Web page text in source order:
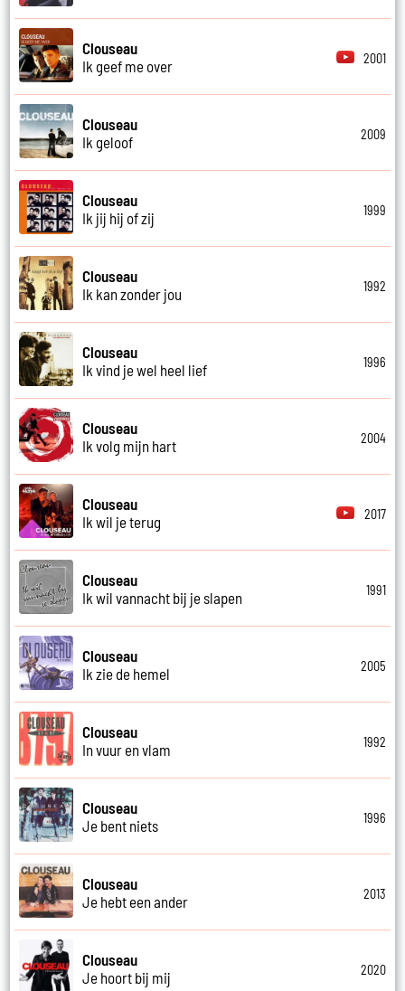
Clouseau
Ik geef me over
2001
Clouseau
Ik geloof
2009
Clouseau
Ik jij hij of zij
1999
Clouseau
Ik kan zonder jou
1992
Clouseau
Ik vind je wel heel lief
1996
Clouseau
Ik volg mijn hart
2004
Clouseau
Ik wil je terug
2017
Clouseau
Ik wil vannacht bij je slapen
1991
Clouseau
Ik zie de hemel
2005
Clouseau
In vuur en vlam
1992
Clouseau
Je bent niets
1996
Clouseau
Je hebt een ander
2013
Clouseau
Je hoort bij mij
2020